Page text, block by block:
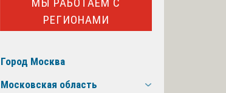
РЕГИОНАМИ
Город Москва
Московская область